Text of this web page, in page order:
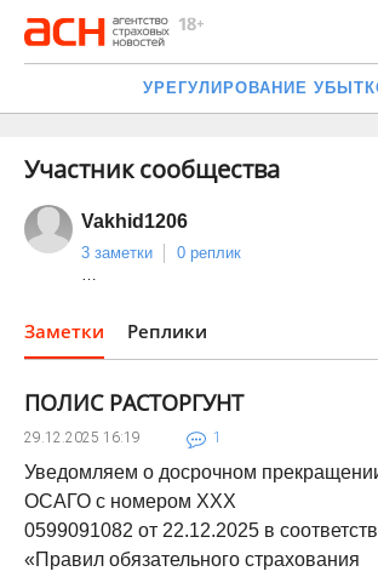
УРЕГУЛИРОВАНИЕ
Участник сообщества
Vakhid1206
3 заметки
0 реплик
…
Заметки Реплики
ПОЛИС РАСТОРГУНТ
29.12.2025 16:19 1
Уведомляем о досрочном
ОСАГО с номером ХХХ
0599091082 от 22.12.2025 в
«Правил обязательного страхования